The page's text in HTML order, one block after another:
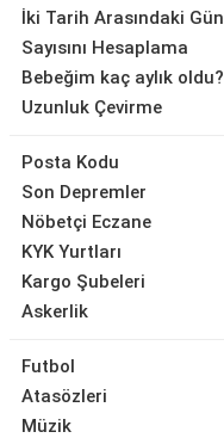
İki Tarih Arasındaki Gün
Sayısını Hesaplama
Bebeğim kaç aylık oldu?
Uzunluk Çevirme
Posta Kodu
Son Depremler
Nöbetçi Eczane
KYK Yurtları
Kargo Şubeleri
Askerlik
Futbol
Atasözleri
Müzik